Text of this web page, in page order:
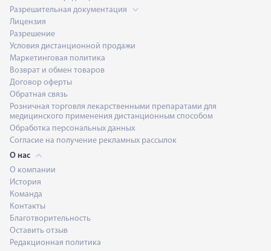
Разрешительная документация
Лицензия
Разрешение
Условия дистанционной продажи
Маркетинговая политика
Возврат и обмен товаров
Договор оферты
Обратная связь
Розничная торговля лекарственными препаратами для
медицинского применения дистанционным способом
Обработка персональных данных
Согласие на получение рекламных рассылок
О нас
О компании
История
Команда
Контакты
Благотворительность
Оставить отзыв
Редакционная политика